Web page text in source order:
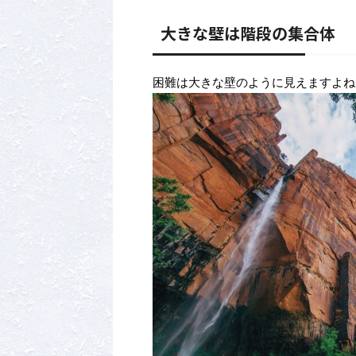
大きな壁は階段の集合体
困難は大きな壁のように見えますよ